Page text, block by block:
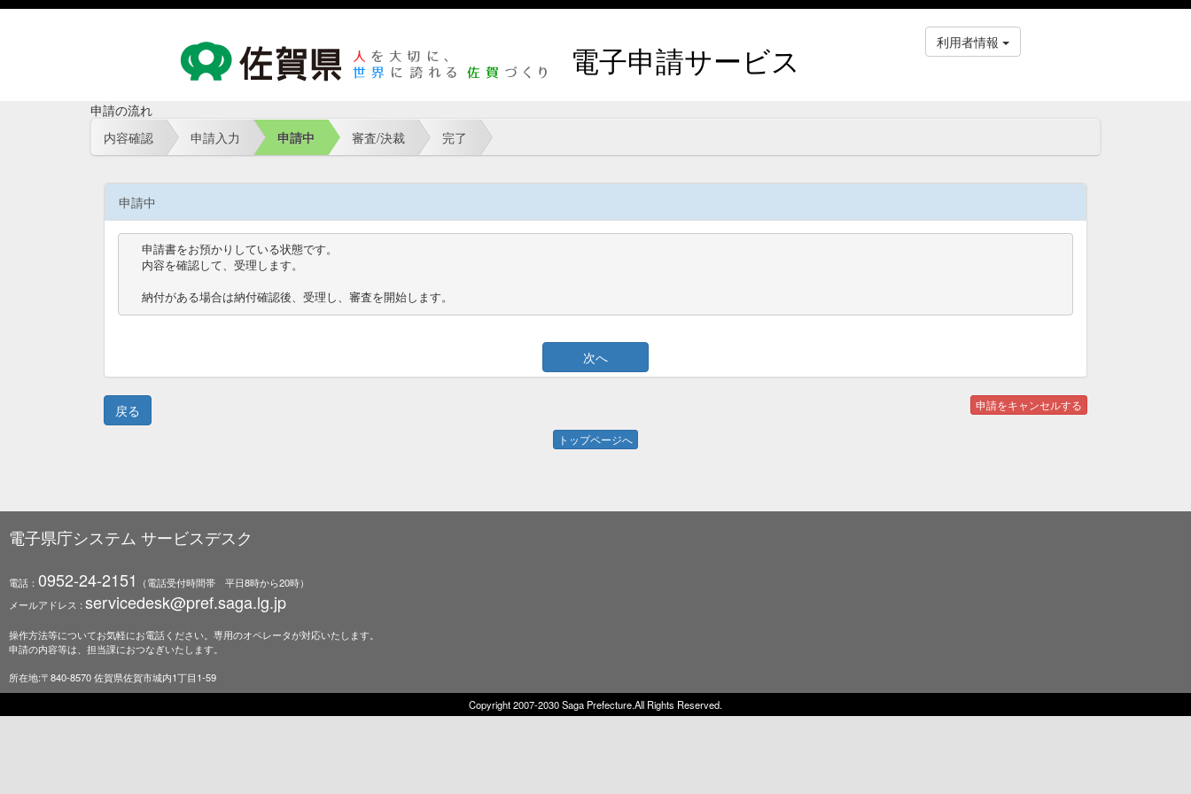
電子申請サービス
利用者情報
申請の流れ
内容確認
申請入力 申請中 審査/決裁 完了
申請中
申請書をお預かりしている状態です。
内容を確認して、受理します。
納付がある場合は納付確認後、受理し、審査を開始します。
トップページへ
電子県庁システム サービスデスク
電話： 0952-24-2151
（電話受付時間帯 平日8時から20時）
メールアドレス : servicedesk@pref.saga.lg.jp
操作方法等についてお気軽にお電話ください。専用のオペレータが対応いたします。
申請の内容等は、担当課におつなぎいたします。
所在地:〒840-8570 佐賀県佐賀市城内1丁目1-59
Copyright 2007-2030 Saga Prefecture.All Rights Reserved.